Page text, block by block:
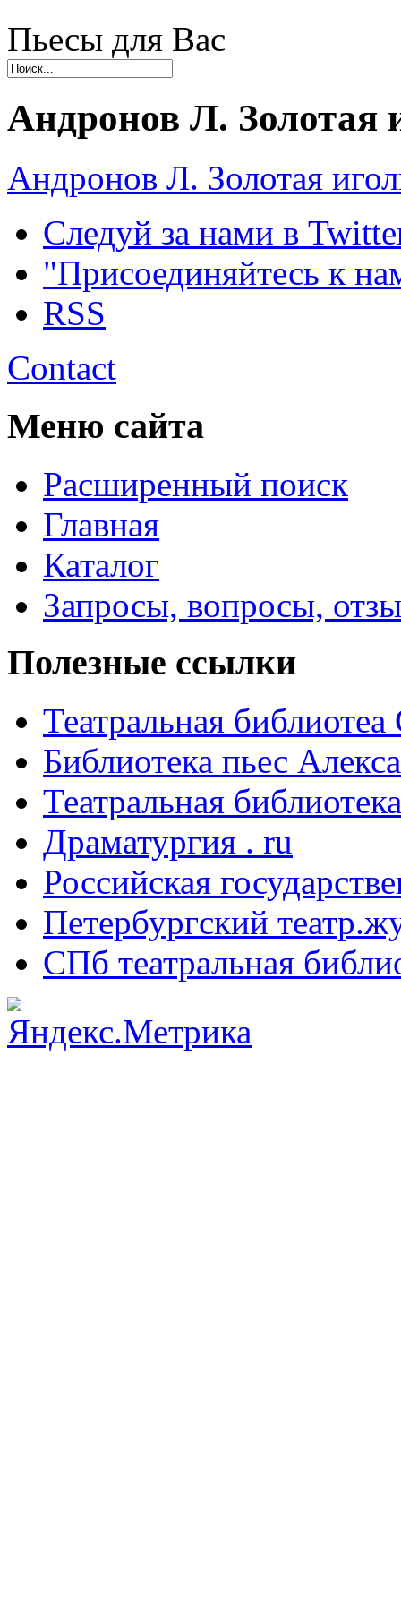
Пьесы для Вас
Андронов Л. Золотая
Андронов Л. Золотая
Следуй за нами в
"Присоединяйтесь к
RSS
Contact
Меню сайта
Расширенный поиск
Главная
Каталог
Запросы, вопросы,
Полезные ссылки
Театральная
Библиотека пьес
Театральная
Драматургия . ru
Российская
Петербургский
СПб театральная